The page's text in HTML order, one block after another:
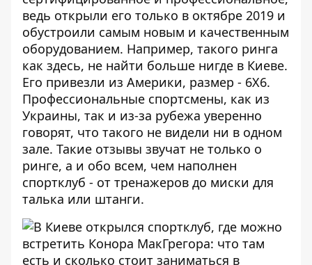
ведь открыли его только в октябре 2019 и
обустроили самым новым и качественным
оборудованием. Например, такого ринга
как здесь, не найти больше нигде в Киеве.
Его привезли из Америки, размер - 6X6.
Профессиональные спортсмены, как из
Украины, так и из-за рубежа уверенно
говорят, что такого не видели ни в одном
зале. Такие отзывы звучат не только о
ринге, а и обо всем, чем наполнен
спортклуб - от тренажеров до миски для
талька или штанги.